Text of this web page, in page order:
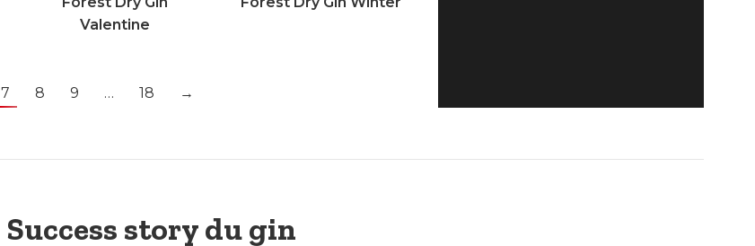
Valentine
7 8 9 … 18 →
Success story du gin